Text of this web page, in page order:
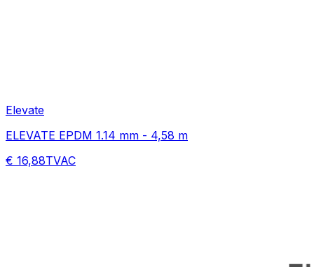
Elevate
ELEVATE EPDM 1.14 mm - 4,58 m
€ 16,88TVAC